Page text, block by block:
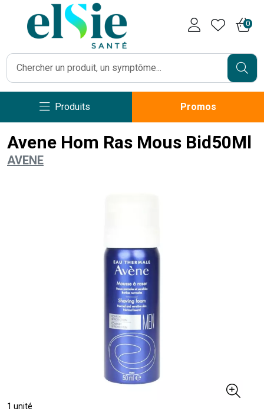
0
Produits Promos
Avene Hom Ras Mous Bid50Ml
AVENE
1 unité